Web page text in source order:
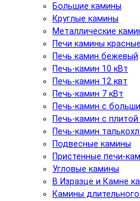
Большие камины
Круглые камины
Металлические
Печи камины красные
Печь камин бежевый
Печь-камин 10 кВт
Печь-камин 12 квт
Печь-камин 7 кВт
Печь-камин с
Печь-камин с
Печь-камин
Подвесные камины
Пристенные печи-
Угловые камины
В Изразце и Камне
Камины